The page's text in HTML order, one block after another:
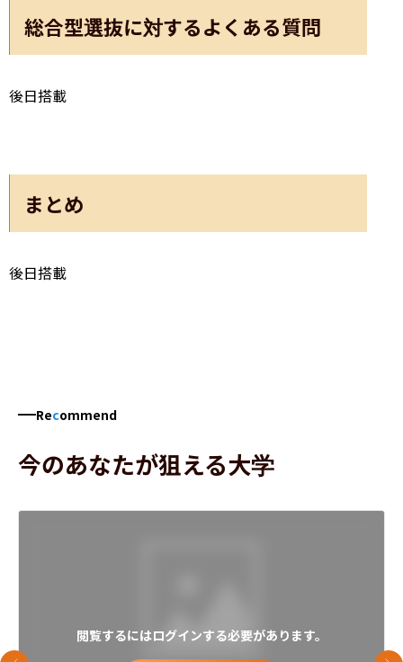
総合型選抜に対するよくある質問
後日搭載
まとめ
後日搭載
Recommend
今のあなたが狙える大学
閲覧するにはログインする必要があります。